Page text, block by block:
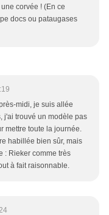
corvée ! (En ce
docs ou pataugases
midi, je suis allée
j'ai trouvé un modèle pas
mettre toute la journée.
habillée bien sûr, mais
: Rieker comme très
à fait raisonnable.